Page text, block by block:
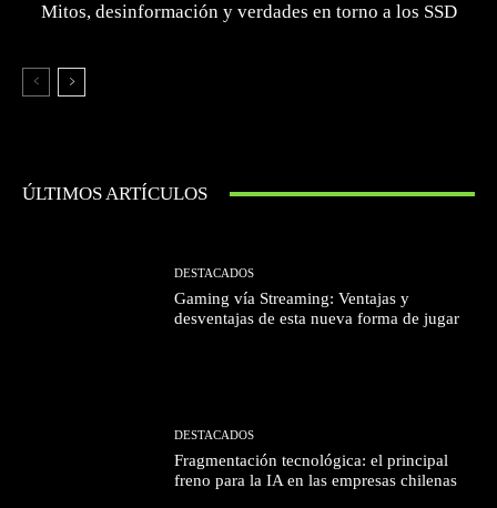
Mitos, desinformación y verdades en torno a los SSD
ÚLTIMOS ARTÍCULOS
DESTACADOS
Gaming vía Streaming: Ventajas y
desventajas de esta nueva forma de jugar
DESTACADOS
Fragmentación tecnológica: el principal
freno para la IA en las empresas chilenas